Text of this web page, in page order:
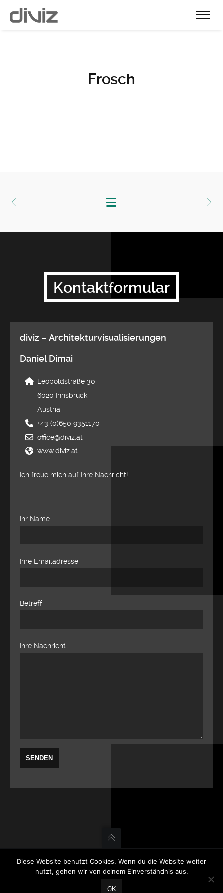
Frosch
Kontaktformular
diviz – Architekturvisualisierungen
Daniel Dimai
Leopoldstraße 30
6020 Innsbruck
Austria
+43 (0)650 9351170
office@diviz.at
www.diviz.at
Ich freue mich auf Ihre Nachricht!
Ihr Name
Ihre Emailadresse
Betreff
Ihre Nachricht
diviz Architekturvisualisierungen - Daniel Dimai -
Diese Website benutzt Cookies. Wenn du die Website weiter
nutzt, gehen wir von deinem Einverständnis aus.
OK